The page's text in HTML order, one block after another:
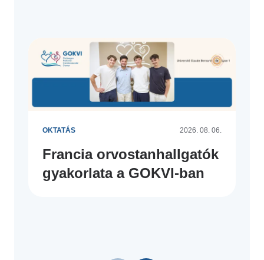
OKTATÁS 2026. 08. 06.
Francia orvostanhallgatók
gyakorlata a GOKVI-ban